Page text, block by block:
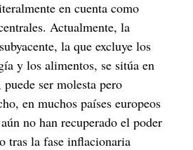
en cuenta como
Actualmente, la
la que excluye los
y los alimentos, se sitúa en
ser molesta pero
en muchos países europeos
no han recuperado el poder
tras la fase inflacionaria